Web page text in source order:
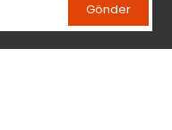
Gönder